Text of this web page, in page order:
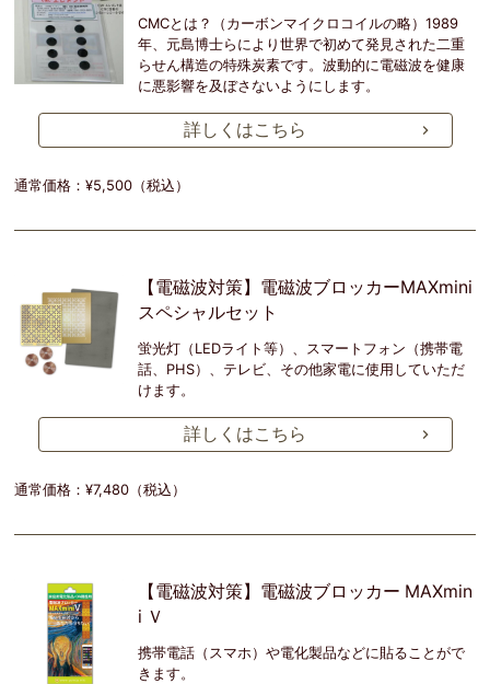
CMCとは？（カーボンマイクロコイルの略）1989
年、元島博士らにより世界で初めて発見された二重
らせん構造の特殊炭素です。波動的に電磁波を健康
に悪影響を及ぼさないようにします。
詳しくはこちら
通常価格：¥5,500（税込）
【電磁波対策】電磁波ブロッカーMAXmini
スペシャルセット
蛍光灯（LEDライト等）、スマートフォン（携帯電
話、PHS）、テレビ、その他家電に使用していただ
けます。
詳しくはこちら
通常価格：¥7,480（税込）
【電磁波対策】電磁波ブロッカー MAXmin
i Ｖ
携帯電話（スマホ）や電化製品などに貼ることがで
きます。